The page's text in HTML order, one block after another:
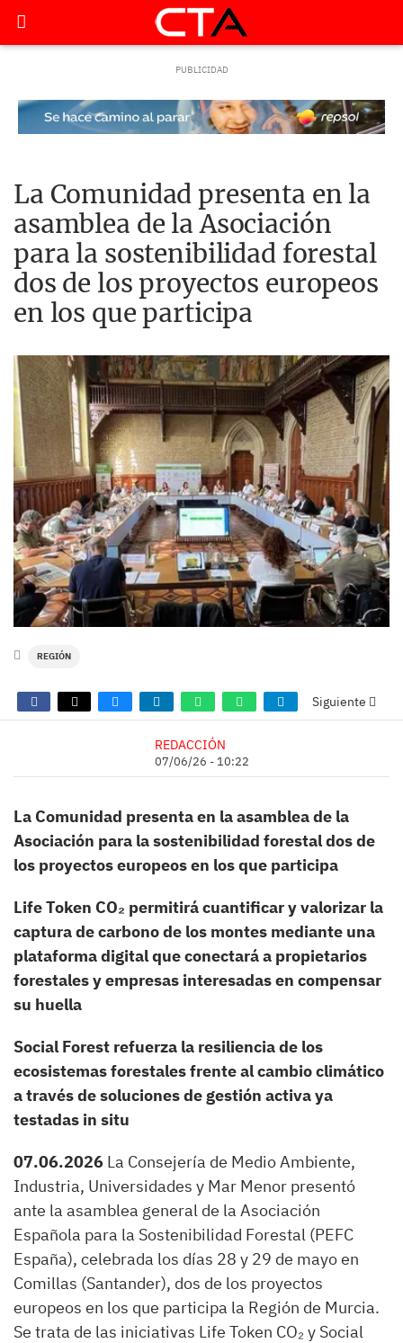
La Comunidad presenta en la
asamblea de la Asociación
para la sostenibilidad forestal
dos de los proyectos europeos
en los que participa
REGIÓN
Siguiente
REDACCIÓN
07/06/26 - 10:22
La Comunidad presenta en la asamblea de la
Asociación para la sostenibilidad forestal dos de
los proyectos europeos en los que participa
Life Token CO₂ permitirá cuantificar y valorizar la
captura de carbono de los montes mediante una
plataforma digital que conectará a propietarios
forestales y empresas interesadas en compensar
su huella
Social Forest refuerza la resiliencia de los
ecosistemas forestales frente al cambio climático
a través de soluciones de gestión activa ya
testadas in situ
07.06.2026 La Consejería de Medio Ambiente,
Industria, Universidades y Mar Menor presentó
ante la asamblea general de la Asociación
Española para la Sostenibilidad Forestal (PEFC
España), celebrada los días 28 y 29 de mayo en
Comillas (Santander), dos de los proyectos
europeos en los que participa la Región de Murcia.
Se trata de las iniciativas Life Token CO₂ y Social